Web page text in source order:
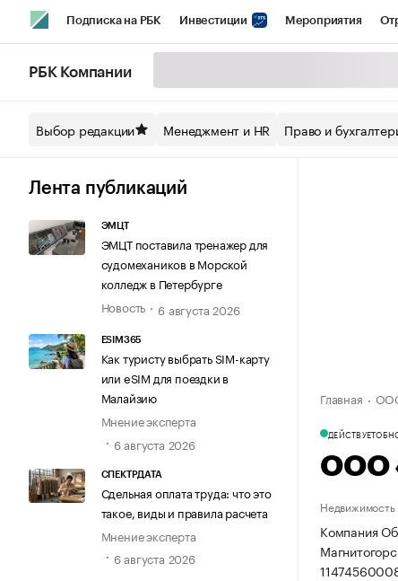
Подписка на РБК Инвестиции Мероприятия
Спецпроекты СПб Конференции СПб Спецпроекты
Технологии и медиа
РБК Компании
Выбор редакции Менеджмент и HR Право и
Лента публикаций
ЭМЦТ
ЭМЦТ поставила тренажер для
судомехаников в Морской
колледж в Петербурге
Новость
6 августа 2026
ESIM365
Как туристу выбрать SIM-карту
или eSIM для поездки в
Малайзию
Мнение эксперта
6 августа 2026
СПЕКТРДАТА
Сдельная оплата труда: что это
такое, виды и правила расчета
Мнение эксперта
6 августа 2026
Главная
ДЕЙСТВУЕТ
ООО
Недвижимость
Компания